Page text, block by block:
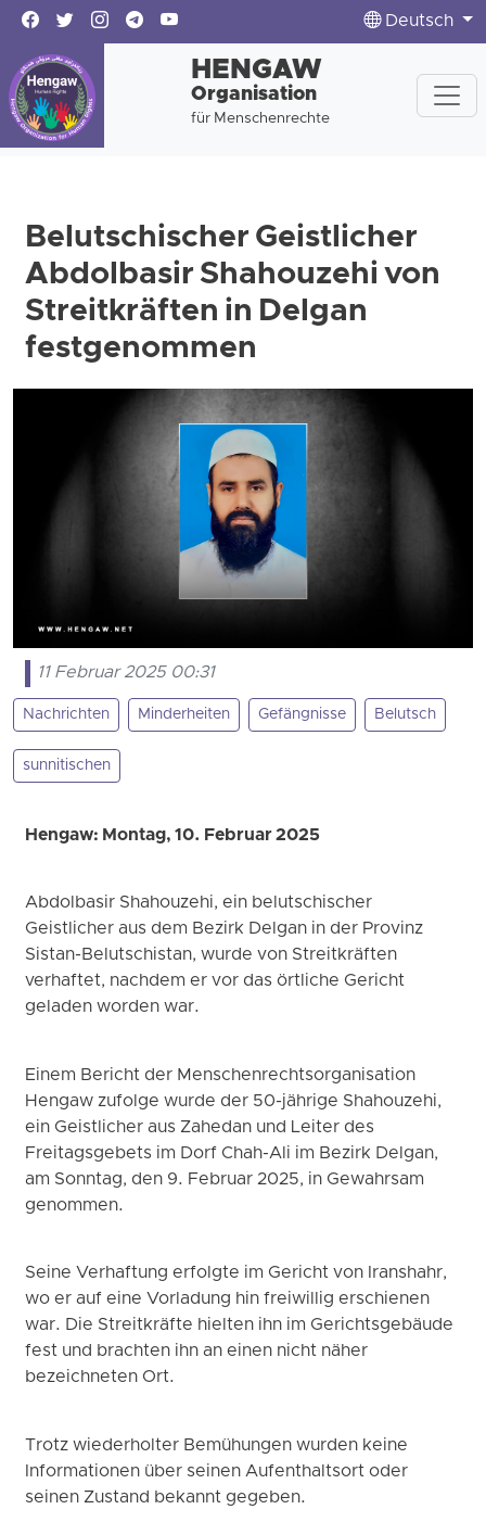
Deutsch
HENGAW
Organisation
für Menschenrechte
Belutschischer Geistlicher
Abdolbasir Shahouzehi von
Streitkräften in Delgan
festgenommen
11 Februar 2025 00:31
Nachrichten Minderheiten Gefängnisse Belutsch
sunnitischen
Hengaw: Montag, 10. Februar 2025
Abdolbasir Shahouzehi, ein belutschischer
Geistlicher aus dem Bezirk Delgan in der Provinz
Sistan-Belutschistan, wurde von Streitkräften
verhaftet, nachdem er vor das örtliche Gericht
geladen worden war.
Einem Bericht der Menschenrechtsorganisation
Hengaw zufolge wurde der 50-jährige Shahouzehi,
ein Geistlicher aus Zahedan und Leiter des
Freitagsgebets im Dorf Chah-Ali im Bezirk Delgan,
am Sonntag, den 9. Februar 2025, in Gewahrsam
genommen.
Seine Verhaftung erfolgte im Gericht von Iranshahr,
wo er auf eine Vorladung hin freiwillig erschienen
war. Die Streitkräfte hielten ihn im Gerichtsgebäude
fest und brachten ihn an einen nicht näher
bezeichneten Ort.
Trotz wiederholter Bemühungen wurden keine
Informationen über seinen Aufenthaltsort oder
seinen Zustand bekannt gegeben.